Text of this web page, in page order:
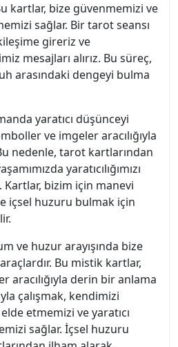
kartlar, bize güvenmemizi ve
sağlar. Bir tarot seansı
gireriz ve
mesajları alırız. Bu süreç,
arasındaki dengeyi bulma
yaratıcı düşünceyi
ve imgeler aracılığıyla
nedenle, tarot kartlarından
yaratıcılığımızı
bizim için manevi
içsel huzuru bulmak için
ve huzur arayışında bize
Bu mistik kartlar,
aracılığıyla derin bir anlama
çalışmak, kendimizi
etmemizi ve yaratıcı
sağlar. İçsel huzuru